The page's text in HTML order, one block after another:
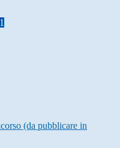
1
(da pubblicare in